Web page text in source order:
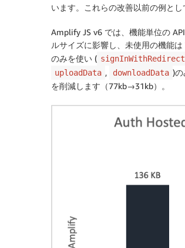
います。これらの改善以前の例と
Amplify JS v6 では、機能単位の
ルサイズに影響し、未使用の機能
のみを使い ( signInWithRedirect
uploadData , downloadData )
を削減します（77kb→31kb）。